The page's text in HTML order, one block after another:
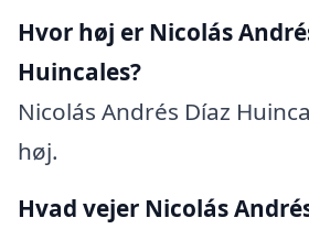
Hvor høj er Nicolás
Huincales?
Nicolás Andrés Díaz
høj.
Hvad vejer Nicolás